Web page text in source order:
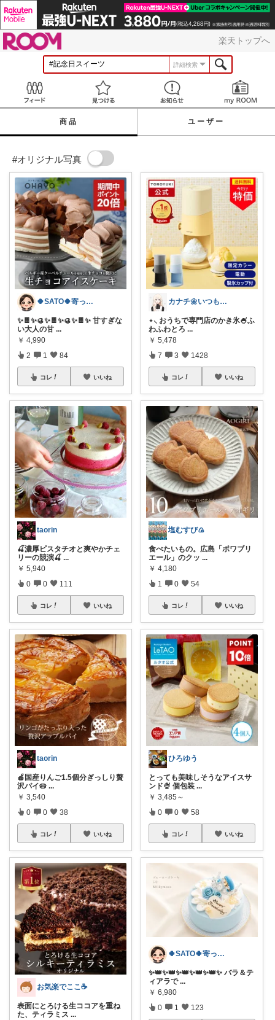
楽天トップへ
詳細検索
見つける お知らせ
商品 ユーザー
#オリジナル写真
🍀SATO🍀寄って、見てらっしゃい！
✨🍫✨🥮✨🍫✨🥮✨🍫✨ 甘すぎな
い大人の甘 ...
￥ 4,990
2 1 84
コレ いいね
taorin
🍒濃厚ピスタチオと爽やかチェ
リーの競演🍒 ...
￥ 5,940
0 0 111
コレ いいね
taorin
🍎国産りんご1.5個分ぎっしり贅
沢パイ🥧 ...
￥ 3,540
0 0 38
コレ いいね
お気楽でここ☕️
表面にとろける生ココアを重ね
た、ティラミス ...
カナチ🌼いつもご覧くださり感謝ꕤ
⋆⸜ おうちで専門店のかき氷🍧ふ
わふわとろ ...
￥ 5,478
7 3 1428
コレ いいね
塩むすび🍙
食べたいもの。広島「ポワブリ
エール」のクッ ...
￥ 4,180
1 0 54
コレ いいね
ひろゆう
とっても美味しそうなアイスサ
ンド🍨 個包装 ...
￥ 3,485～
0 0 58
コレ いいね
🍀SATO🍀寄って、見てらっしゃい！
​✨👑✨👑✨👑✨👑✨👑✨ バラ＆テ
ィアラで ...
￥ 6,980
0 1 123